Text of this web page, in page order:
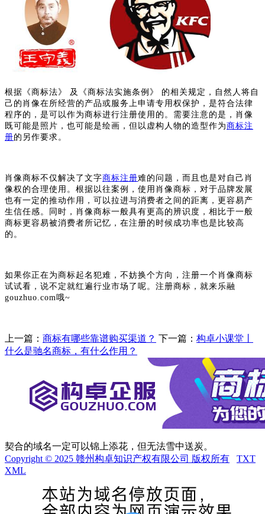
根据《商标法》 及《商标法实施条例》
的相关规定，自然人将自
己的肖像在所经营的产品或服务上申请专用权保护，是符合法律
程序的，是可以作为商标进行注册使用的。需要注意的是， 肖像
既可能是照片，也可能是绘画 ，但 以虚构人物的造型作为商标注
册的另作要求。
肖像商标不仅解决了文字商标注册难的问题，而且也是对自己肖
像权的合理使用。根据以往案例，使用肖像商标，对于品牌发展
也有一定的推动作用，可以拉进与消费者之间的距离，更容易产
生信任感。同时，肖像商标一般具有更高的辨识度，相比于一般
商标更容易被消费者所记忆，在注册的时候成功率也是比较高
的。
如果你正在为商标起名犯难，不妨换个方向，注册一个肖像商标
试试看，说不定就红遍行业市场了呢。注册商标，就来乐融
gouzhuo.com哦~
上一篇： 商标有哪些靠谱购买渠道？ 下一篇： 构卓小课堂丨
什么是驰名商标，有什么作用？
契合的域名一定可以锦上添花，但无法雪中送炭。
Copyright © 2025 赣州构卓知识产权有限公司 版权所有
TXT
XML